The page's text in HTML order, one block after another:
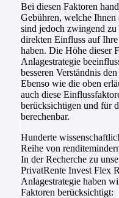
Bei diesen Faktoren
Gebühren, welche Ihnen
sind jedoch zwingend
direkten Einfluss auf
haben. Die Höhe dieser
Anlagestrategie
besseren Verständnis
Ebenso wie die oben
auch diese
berücksichtigen und für
berechenbar.
Hunderte
Reihe von
In der Recherche zu
PrivatRente Invest Flex
Anlagestrategie haben
Faktoren berücksichtigt: